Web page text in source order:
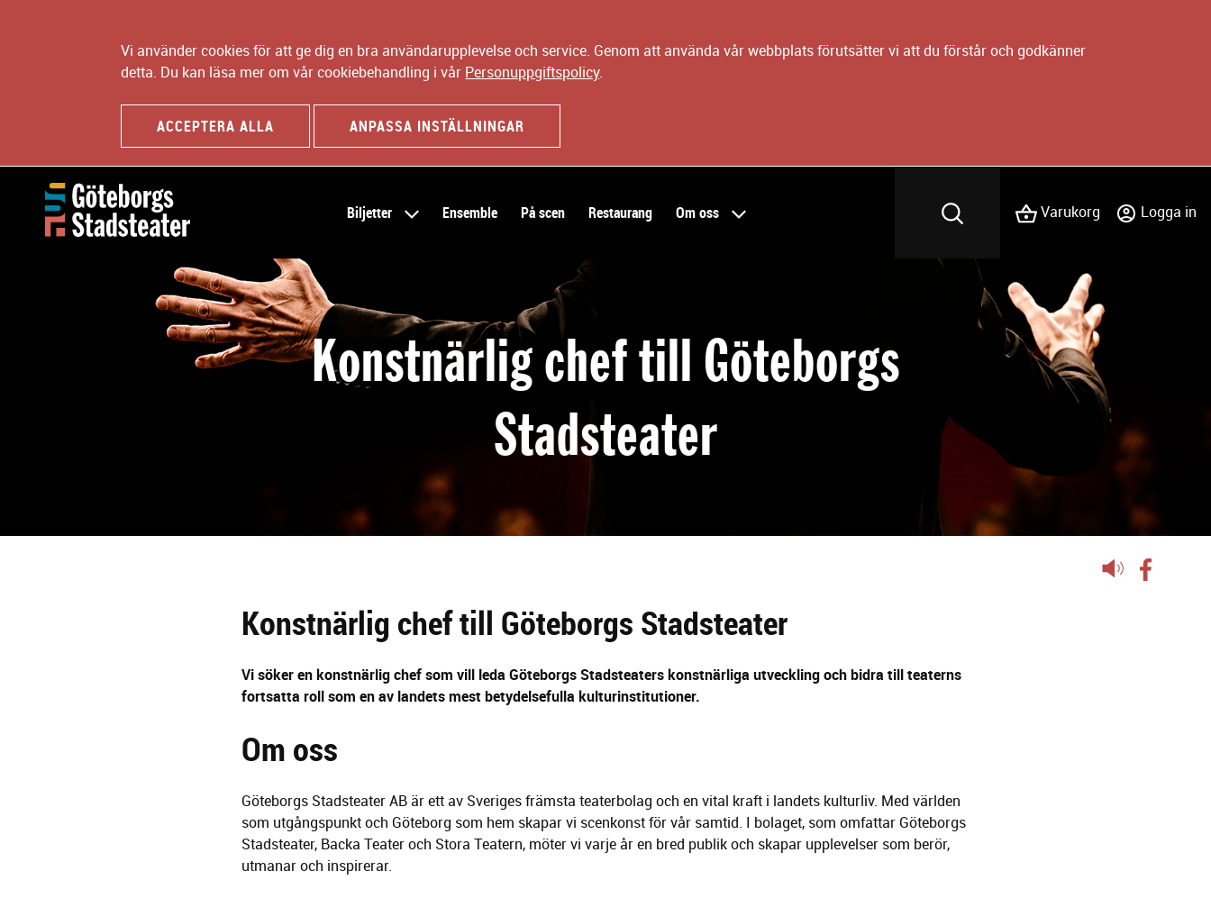
Vi använder cookies för att ge dig en bra användarupplevelse och service. Genom att använda vår webbplats förutsätter vi att du förstår och godkänner
detta. Du kan läsa mer om vår cookiebehandling i vår Personuppgiftspolicy.
ACCEPTERA ALLA ANPASSA INSTÄLLNINGAR
Varukorg Logga in
H
d
n
v
i
g
Biljetter Ensemble På scen Restaurang Om oss
Konstnärlig chef till Göteborgs
Stadsteater
Lyssna
Konstnärlig chef till Göteborgs Stadsteater
Vi söker en konstnärlig chef som vill leda Göteborgs Stadsteaters konstnärliga utveckling och bidra till teaterns
fortsatta roll som en av landets mest betydelsefulla kulturinstitutioner.
Om oss
Göteborgs Stadsteater AB är ett av Sveriges främsta teaterbolag och en vital kraft i landets kulturliv. Med världen
som utgångspunkt och Göteborg som hem skapar vi scenkonst för vår samtid. I bolaget, som omfattar Göteborgs
Stadsteater, Backa Teater och Stora Teatern, möter vi varje år en bred publik och skapar upplevelser som berör,
utmanar och inspirerar.